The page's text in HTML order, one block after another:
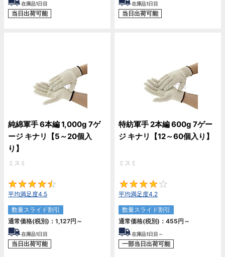
在庫品1日目
当日出荷可能
在庫品1日目
当日出荷可能
純綿軍手 6本編 1,000g 7ゲ
ージ キナリ【5～20個入
り】
ミスミ
平均満足度4.5
数量スライド割引
通常価格(税別)： 1,127円 ～
在庫品1日目
当日出荷可能
特紡軍手 2本編 600g 7ゲー
ジ キナリ【12～60個入り】
ミスミ
平均満足度4.2
数量スライド割引
通常価格(税別)： 455円 ～
在庫品1日目～
一部当日出荷可能